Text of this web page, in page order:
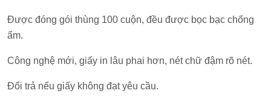
Được đóng gói thùng 100 cuộn, đều được bọc bạc chống
ẩm.
Công nghệ mới, giấy in lâu phai hơn, nét chữ đậm rõ nét.
Đổi trả nếu giấy không đạt yêu cầu.